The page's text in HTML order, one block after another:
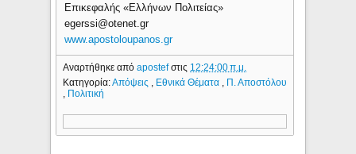
Επικεφαλής «Ελλήνων Πολιτείας»
egerssi@otenet.gr
www.apostoloupanos.gr
Αναρτήθηκε απόapostefστις 12:24:00 π.μ.
Κατηγορία:Απόψεις , Εθνικά Θέματα , Π. Αποστόλου
, Πολιτική